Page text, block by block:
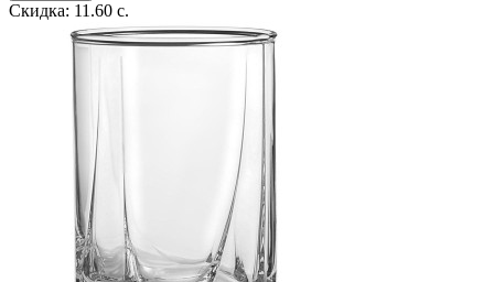
Скидка: 11.60 с.